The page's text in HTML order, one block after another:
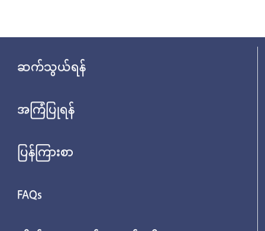
ဆက်သွယ်ရန်
အကြံပြုရန်
ပြန်ကြားစာ
FAQs